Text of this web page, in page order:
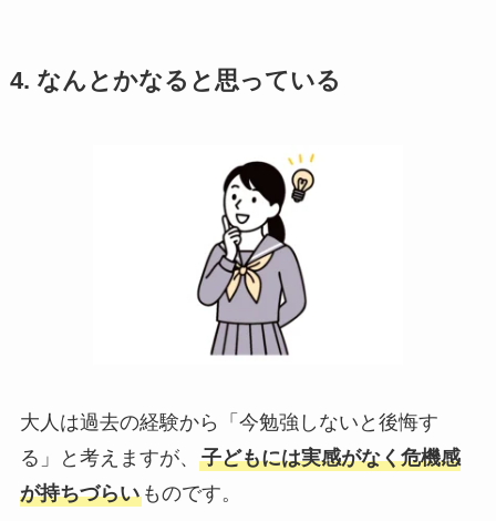
4. なんとかなると思っている
大人は過去の経験から「今勉強しないと後悔す
る」と考えますが、 子どもには実感がなく危機感
が持ちづらいものです。